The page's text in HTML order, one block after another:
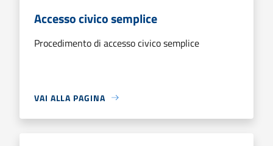
Accesso civico semplice
Procedimento di accesso civico semplice
VAI ALLA PAGINA